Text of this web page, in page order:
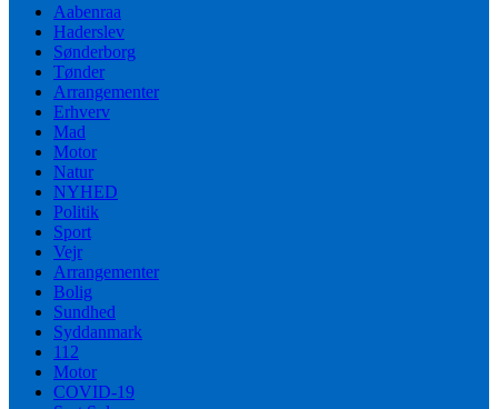
Aabenraa
Haderslev
Sønderborg
Tønder
Arrangementer
Erhverv
Mad
Motor
Natur
NYHED
Politik
Sport
Vejr
Arrangementer
Bolig
Sundhed
Syddanmark
112
Motor
COVID-19